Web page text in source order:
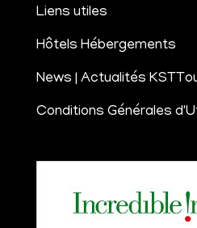
Liens utiles
Hôtels Hébergements
News | Actualités
Conditions Générales